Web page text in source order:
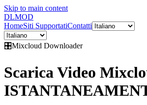
Skip to main content
DLMOD
HomeSiti SupportatiContatti
🎛️Mixcloud Downloader
Scarica Video